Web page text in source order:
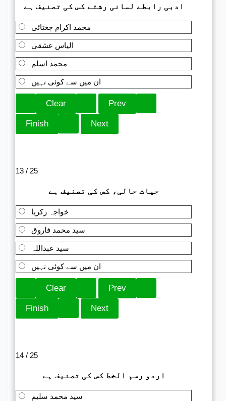
ادبی رابطے لسانی رشتے کس کی تصنیف ہے
محمد اکرام چغتائی
الیاس عشقی
محمد اسلم
ان میں سے کوئی نہیں
13 / 25
حیات حالی، کس کی تصنیف ہے
خواجہ زکریا
سید محمد فاروق
سید عبداللہ
ان میں سے کوئی نہیں
14 / 25
اردو رسم الخط کس کی تصنیف ہے
سید محمد سلیم